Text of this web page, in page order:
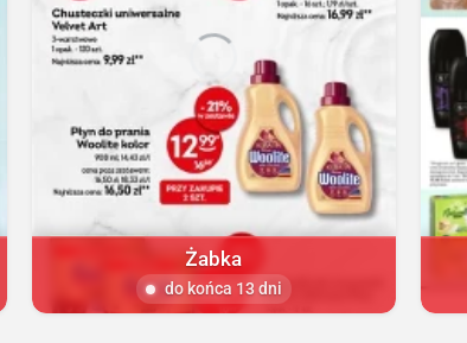
Żabka
do końca 13 dni